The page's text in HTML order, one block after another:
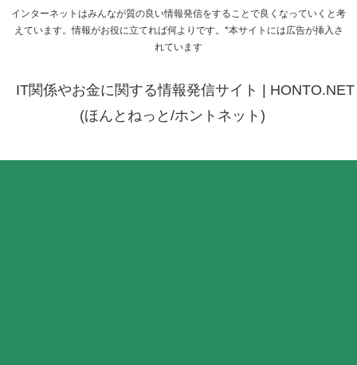
インターネットはみんなが質の良い情報発信をすることで良くなっていくと考
えています。情報がお役に立てれば何よりです。*本サイトには広告が挿入さ
れています
IT関係やお金に関する情報発信サイト | HONTO.NET
(ほんとねっと/ホントネット)